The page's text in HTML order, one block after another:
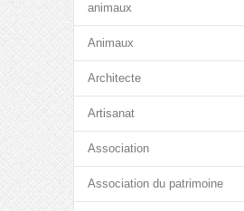
animaux
Animaux
Architecte
Artisanat
Association
Association du patrimoine